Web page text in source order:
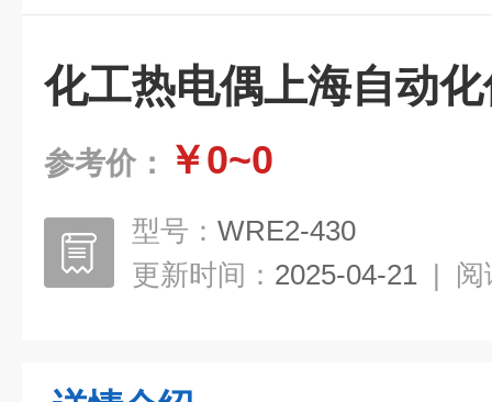
化工热电偶上海自动
参考价： ￥0~0
型号： WRE2-430
更新时间： 2025-04-21 | 阅